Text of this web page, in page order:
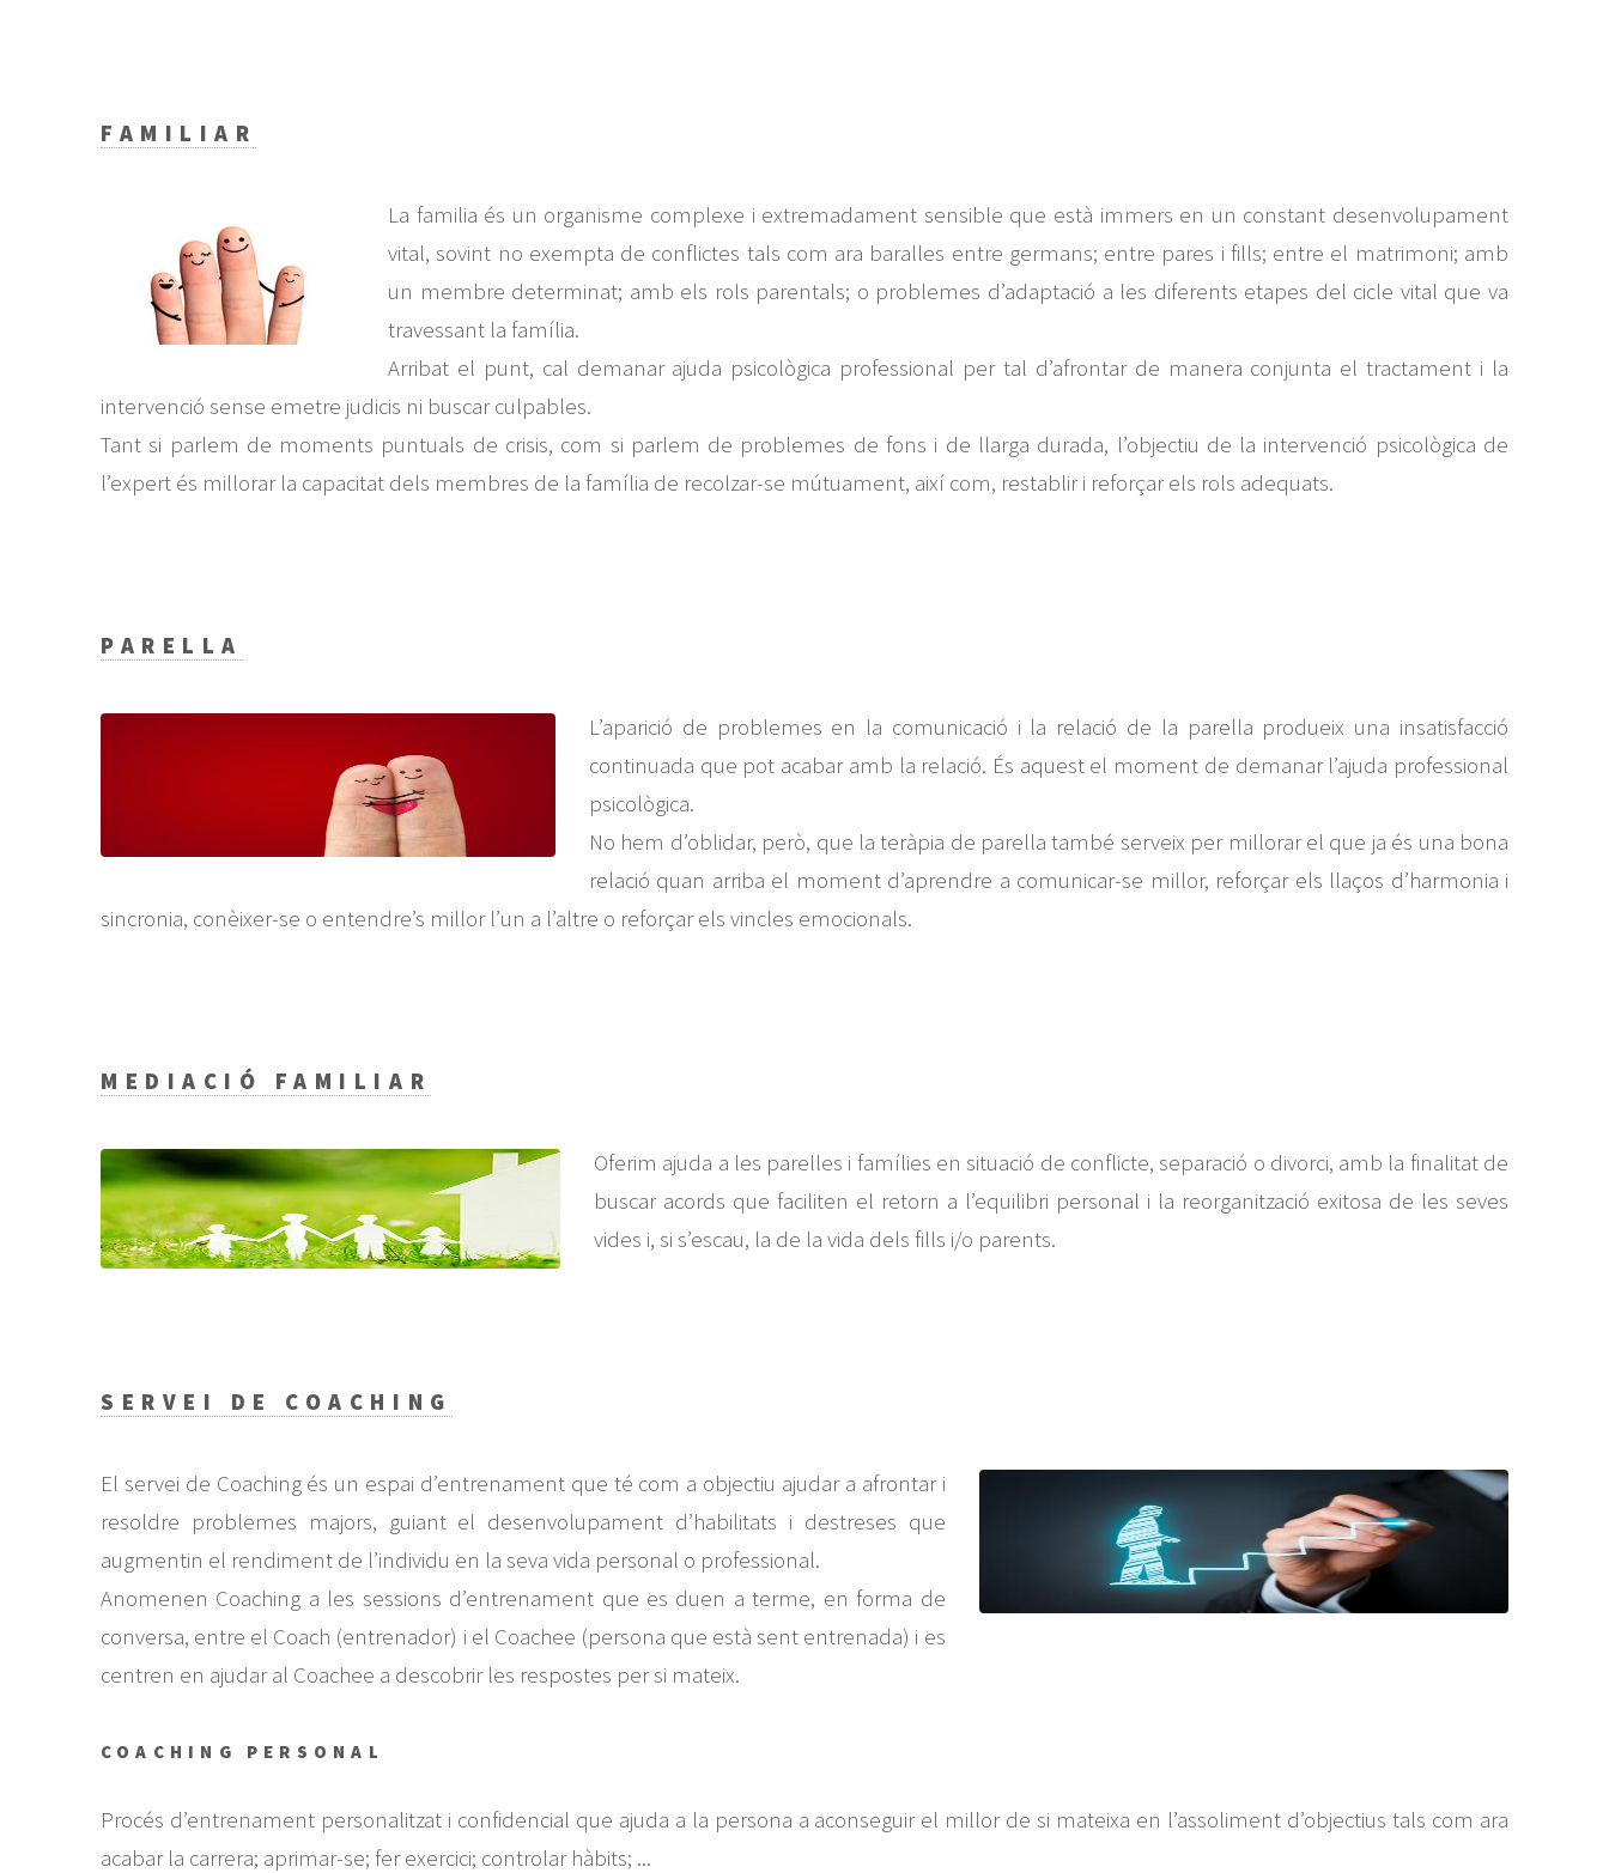
FAMILIAR
La familia és un organisme complexe i extremadament sensible que està immers en un constant desenvolupament
vital, sovint no exempta de conflictes tals com ara baralles entre germans; entre pares i fills; entre el matrimoni; amb
un membre determinat; amb els rols parentals; o problemes d’adaptació a les diferents etapes del cicle vital que va
travessant la família.
Arribat el punt, cal demanar ajuda psicològica professional per tal d’afrontar de manera conjunta el tractament i la
intervenció sense emetre judicis ni buscar culpables.
Tant si parlem de moments puntuals de crisis, com si parlem de problemes de fons i de llarga durada, l’objectiu de la intervenció psicològica de
l’expert és millorar la capacitat dels membres de la família de recolzar-se mútuament, així com, restablir i reforçar els rols adequats.
PARELLA
L’aparició de problemes en la comunicació i la relació de la parella produeix una insatisfacció
continuada que pot acabar amb la relació. És aquest el moment de demanar l’ajuda professional
psicològica.
No hem d’oblidar, però, que la teràpia de parella també serveix per millorar el que ja és una bona
relació quan arriba el moment d’aprendre a comunicar-se millor, reforçar els llaços d’harmonia i
sincronia, conèixer-se o entendre’s millor l’un a l’altre o reforçar els vincles emocionals.
MEDIACIÓ FAMILIAR
Oferim ajuda a les parelles i famílies en situació de conflicte, separació o divorci, amb la finalitat de
buscar acords que faciliten el retorn a l’equilibri personal i la reorganització exitosa de les seves
vides i, si s’escau, la de la vida dels fills i/o parents.
SERVEI DE COACHING
El servei de Coaching és un espai d’entrenament que té com a objectiu ajudar a afrontar i
resoldre problemes majors, guiant el desenvolupament d’habilitats i destreses que
augmentin el rendiment de l’individu en la seva vida personal o professional.
Anomenen Coaching a les sessions d’entrenament que es duen a terme, en forma de
conversa, entre el Coach (entrenador) i el Coachee (persona que està sent entrenada) i es
centren en ajudar al Coachee a descobrir les respostes per si mateix.
COACHING PERSONAL
Procés d’entrenament personalitzat i confidencial que ajuda a la persona a aconseguir el millor de si mateixa en l’assoliment d’objectius tals com ara
acabar la carrera; aprimar-se; fer exercici; controlar hàbits; ...